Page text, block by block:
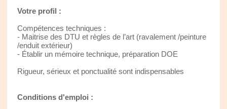
Votre profil :
Compétences techniques :
- Maitrise des DTU et règles de l’art (ravalement /peinture
/enduit extérieur)
- Établir un mémoire technique, préparation DOE
Rigueur, sérieux et ponctualité sont indispensables
Conditions d'emploi :